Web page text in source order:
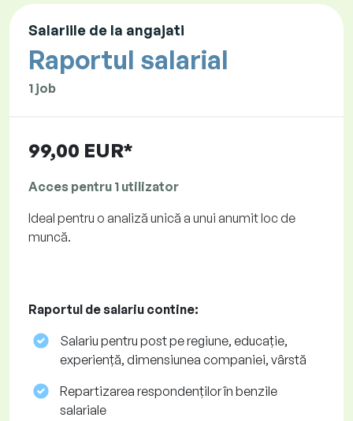
Salariile de la angajati
Raportul salarial
1 job
99,00 EUR*
Acces pentru 1 utilizator
Ideal pentru o analiză unică a unui anumit loc de
muncă.
Raportul de salariu contine:
Salariu pentru post pe regiune, educație,
experiență, dimensiunea companiei, vârstă
Repartizarea respondenților în benzile
salariale